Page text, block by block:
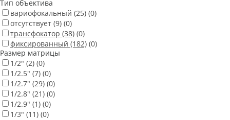
Тип объектива
вариофокальный (25) (0)
отсутствует (9) (0)
трансфокатор (38) (0)
фиксированный (182) (0)
Размер матрицы
1/2" (2) (0)
1/2.5" (7) (0)
1/2.7" (29) (0)
1/2.8" (21) (0)
1/2.9" (1) (0)
1/3" (11) (0)